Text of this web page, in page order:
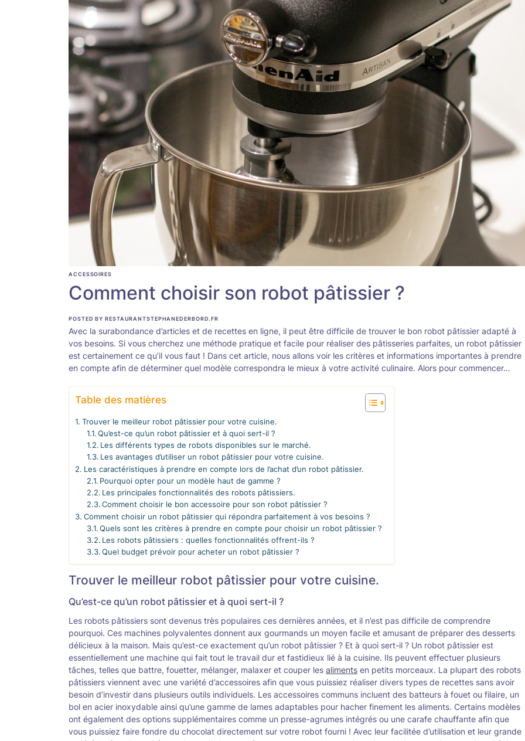
ACCESSOIRES
Comment choisir son robot pâtissier ?
POSTED BY RESTAURANTSTEPHANEDERBORD.FR
Avec la surabondance d’articles et de recettes en ligne, il peut être difficile de trouver le bon robot pâtissier adapté à
vos besoins. Si vous cherchez une méthode pratique et facile pour réaliser des pâtisseries parfaites, un robot pâtissier
est certainement ce qu’il vous faut ! Dans cet article, nous allons voir les critères et informations importantes à prendre
en compte afin de déterminer quel modèle correspondra le mieux à votre activité culinaire. Alors pour commencer…
Table des matières
Trouver le meilleur robot pâtissier pour votre cuisine.
Qu’est-ce qu’un robot pâtissier et à quoi sert-il ?
Les différents types de robots disponibles sur le marché.
Les avantages d’utiliser un robot pâtissier pour votre cuisine.
Les caractéristiques à prendre en compte lors de l’achat d’un robot pâtissier.
Pourquoi opter pour un modèle haut de gamme ?
Les principales fonctionnalités des robots pâtissiers.
Comment choisir le bon accessoire pour son robot pâtissier ?
Comment choisir un robot pâtissier qui répondra parfaitement à vos besoins ?
Quels sont les critères à prendre en compte pour choisir un robot pâtissier ?
Les robots pâtissiers : quelles fonctionnalités offrent-ils ?
Quel budget prévoir pour acheter un robot pâtissier ?
Trouver le meilleur robot pâtissier pour votre cuisine.
Qu’est-ce qu’un robot pâtissier et à quoi sert-il ?
Les robots pâtissiers sont devenus très populaires ces dernières années, et il n’est pas difficile de comprendre
pourquoi. Ces machines polyvalentes donnent aux gourmands un moyen facile et amusant de préparer des desserts
délicieux à la maison. Mais qu’est-ce exactement qu’un robot pâtissier ? Et à quoi sert-il ? Un robot pâtissier est
essentiellement une machine qui fait tout le travail dur et fastidieux lié à la cuisine. Ils peuvent effectuer plusieurs
tâches, telles que battre, fouetter, mélanger, malaxer et couper les aliments en petits morceaux. La plupart des robots
pâtissiers viennent avec une variété d’accessoires afin que vous puissiez réaliser divers types de recettes sans avoir
besoin d’investir dans plusieurs outils individuels. Les accessoires communs incluent des batteurs à fouet ou filaire, un
bol en acier inoxydable ainsi qu’une gamme de lames adaptables pour hacher finement les aliments. Certains modèles
ont également des options supplémentaires comme un presse-agrumes intégrés ou une carafe chauffante afin que
vous puissiez faire fondre du chocolat directement sur votre robot fourni ! Avec leur facilitée d’utilisation et leur grande